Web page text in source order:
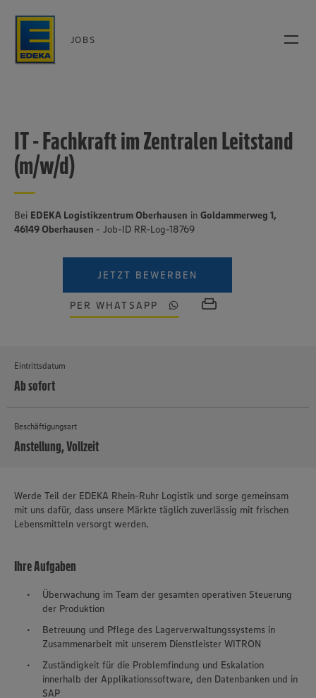
JOBS
IT - Fachkraft im Zentralen Leitstand
(m/w/d)
Bei EDEKA Logistikzentrum Oberhausen in Goldammerweg 1,
46149 Oberhausen - Job-ID RR-Log-18769
JETZT BEWERBEN
PER WHATSAPP
Eintrittsdatum
Ab sofort
Beschäftigungsart
Anstellung, Vollzeit
Werde Teil der EDEKA Rhein-Ruhr Logistik und sorge gemeinsam
mit uns dafür, dass unsere Märkte täglich zuverlässig mit frischen
Lebensmitteln versorgt werden.
Ihre Aufgaben
Überwachung im Team der gesamten operativen Steuerung
der Produktion
Betreuung und Pflege des Lagerverwaltungssystems in
Zusammenarbeit mit unserem Dienstleister WITRON
Zuständigkeit für die Problemfindung und Eskalation
innerhalb der Applikationssoftware, den Datenbanken und in
SAP